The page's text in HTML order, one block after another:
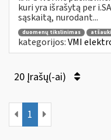
kuri yra išrašytą per
sąskaitą, nurodant...
duomenų tikslinimas
kategorijos:VMI
20 Įrašų(-ai)
1